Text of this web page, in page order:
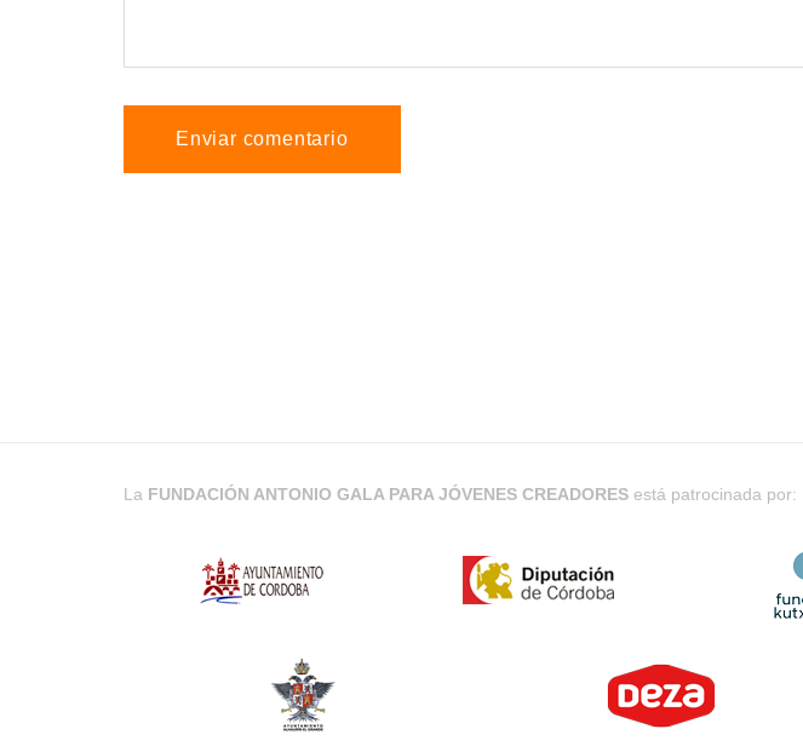
La FUNDACIÓN ANTONIO GALA PARA JÓVENES CREADORES está patrocinada por: